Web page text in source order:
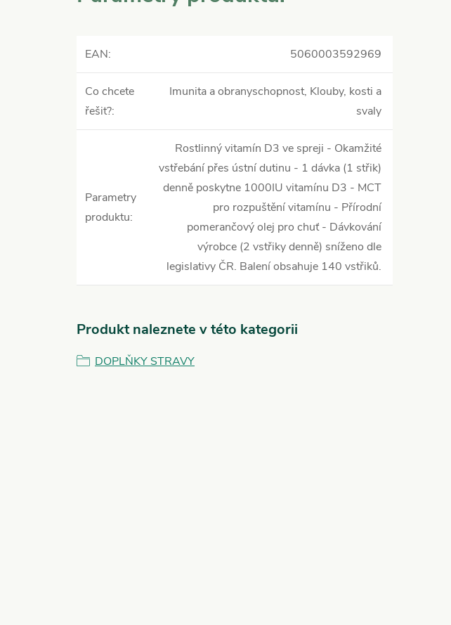
EAN: 5060003592969
Co chcete
řešit?:
Imunita a obranyschopnost, Klouby, kosti a
svaly
Parametry
produktu:
Rostlinný vitamín D3 ve spreji - Okamžité
vstřebání přes ústní dutinu - 1 dávka (1 střik)
denně poskytne 1000IU vitamínu D3 - MCT
pro rozpuštění vitamínu - Přírodní
pomerančový olej pro chuť - Dávkování
výrobce (2 vstřiky denně) sníženo dle
legislativy ČR. Balení obsahuje 140 vstřiků.
Produkt naleznete v této kategorii
DOPLŇKY STRAVY